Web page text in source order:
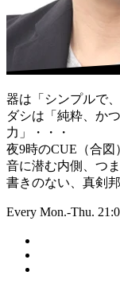
器は「シンプルで
ダシは「純粋、か
力」・・・
夜9時のCUE（合図
音に潜む内側、つ
書きのない、真剣
Every Mon.-Thu.